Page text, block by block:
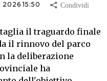
15:50
il traguardo finale
il rinnovo del parco
la deliberazione
ha